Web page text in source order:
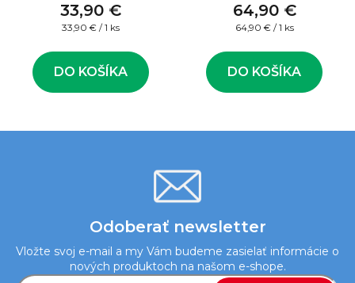
33,90 €
Jednotková
33,90 € / 1 ks
DO KOŠÍKA
64,90 €
Jednotková
64,90 € / 1 ks
DO KOŠÍKA
Odoberať newsletter
Vložte svoj e-mail a my Vám budeme zasielať informácie o
nových produktoch na našom e-shope.